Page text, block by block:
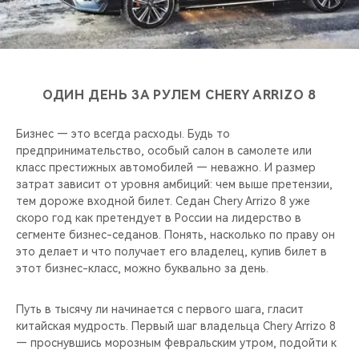
CHERY И СПОРТ
CHERY ДЛЯ ДЕТЕЙ
ОДИН ДЕНЬ ЗА РУЛЕМ CHERY ARRIZO 8
Бизнес — это всегда расходы. Будь то
предпринимательство, особый салон в самолете или
класс престижных автомобилей — неважно. И размер
затрат зависит от уровня амбиций: чем выше претензии,
тем дороже входной билет. Седан Chery Arrizo 8 уже
скоро год как претендует в России на лидерство в
сегменте бизнес-седанов. Понять, насколько по праву он
это делает и что получает его владелец, купив билет в
этот бизнес-класс, можно буквально за день.
Путь в тысячу ли начинается с первого шага, гласит
китайская мудрость. Первый шаг владельца Chery Arrizo 8
— проснувшись морозным февральским утром, подойти к